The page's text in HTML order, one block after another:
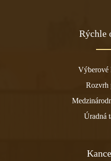
Rýchle
Výberové
Rozvrh
Úradná